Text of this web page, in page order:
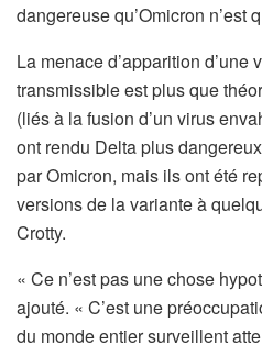
dangereuse qu’Omicron n’est
La menace d’apparition
transmissible est plus que
(liés à la fusion d’un virus
ont rendu Delta plus
par Omicron, mais ils ont été
versions de la variante à
Crotty.
« Ce n’est pas une chose
ajouté. « C’est une
du monde entier surveillent